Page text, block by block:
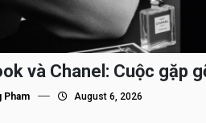
và Chanel: Cuộc gặp
Pham August 6, 2026